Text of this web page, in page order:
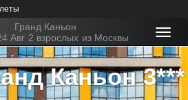
Гранд Каньон
Авг 2 взрослых из Москвы
Каньон 3***